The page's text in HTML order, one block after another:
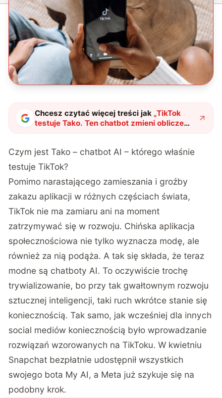
Chcesz czytać więcej treści jak „TikTok
testuje Tako. Ten chatbot zmieni oblicze
Twojej ulubionej aplikacji"?
Czym jest Tako – chatbot AI – którego właśnie
testuje TikTok?
Pomimo narastającego zamieszania i groźby
zakazu aplikacji w różnych częściach świata,
TikTok nie ma zamiaru ani na moment
zatrzymywać się w rozwoju. Chińska aplikacja
społecznościowa nie tylko wyznacza modę, ale
również za nią podąża. A tak się składa, że teraz
modne są chatboty AI. To oczywiście trochę
trywializowanie, bo przy tak gwałtownym rozwoju
sztucznej inteligencji, taki ruch wkrótce stanie się
koniecznością. Tak samo, jak wcześniej dla innych
social mediów koniecznością było wprowadzanie
rozwiązań wzorowanych na TikToku. W kwietniu
Snapchat bezpłatnie udostępnił wszystkich
swojego bota My AI, a Meta już szykuje się na
podobny krok.